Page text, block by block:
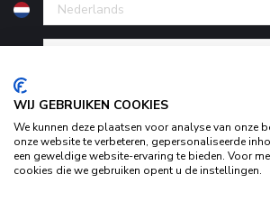
WIJ GEBRUIKEN COOKIES
We kunnen deze plaatsen voor analyse van onze
onze website te verbeteren, gepersonaliseerde
een geweldige website-ervaring te bieden. Voor
cookies die we gebruiken opent u de instellingen.